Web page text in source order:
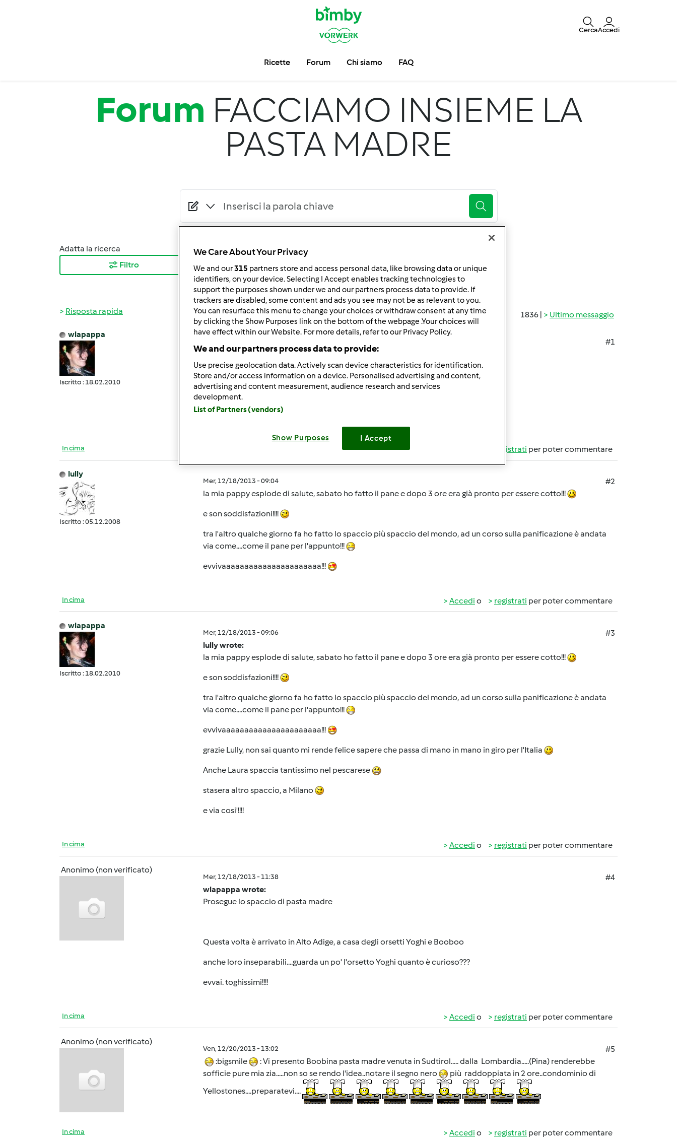
CercaAccedi
Ricette Forum Chi siamo FAQ
Forum FACCIAMO INSIEME LA
PASTA MADRE
Adatta la ricerca
Filtro
Ordina per:
I risultati più recenti
10
1836 | Ultimo messaggio
Risposta rapida
wlapappa
Iscritto : 18.02.2010
#1
Prosegue lo spaccio di pasta madre
Questa volta è arrivato in Alto Adige, a casa degli orsetti Yoghi e Booboo
anche loro inseparabili....guarda un po' l'orsetto Yoghi quanto è curioso???
In cima registrati per poter commentare
lully
Iscritto : 05.12.2008
Mer, 12/18/2013 - 09:04
#2
la mia pappy esplode di salute, sabato ho fatto il pane e dopo 3 ore era già pronto per essere cotto!!!
e son soddisfazioni!!!!
tra l'altro qualche giorno fa ho fatto lo spaccio più spaccio del mondo, ad un corso sulla panificazione è andata
via come....come il pane per l'appunto!!!
evvivaaaaaaaaaaaaaaaaaaaaaa!!!
In cima Accedi o registrati per poter commentare
wlapappa
Iscritto : 18.02.2010
Mer, 12/18/2013 - 09:06
#3
lully wrote:
la mia pappy esplode di salute, sabato ho fatto il pane e dopo 3 ore era già pronto per essere cotto!!!
e son soddisfazioni!!!!
tra l'altro qualche giorno fa ho fatto lo spaccio più spaccio del mondo, ad un corso sulla panificazione è andata
via come....come il pane per l'appunto!!!
evvivaaaaaaaaaaaaaaaaaaaaaa!!!
grazie Lully, non sai quanto mi rende felice sapere che passa di mano in mano in giro per l'Italia
Anche Laura spaccia tantissimo nel pescarese
stasera altro spaccio, a Milano
e via cosi'!!!!
In cima Accedi o registrati per poter commentare
Anonimo (non verificato)
Mer, 12/18/2013 - 11:38
#4
wlapappa wrote:
Prosegue lo spaccio di pasta madre
Questa volta è arrivato in Alto Adige, a casa degli orsetti Yoghi e Booboo
anche loro inseparabili....guarda un po' l'orsetto Yoghi quanto è curioso???
evvai. toghissimi!!!!
In cima Accedi o registrati per poter commentare
Anonimo (non verificato)
Ven, 12/20/2013 - 13:02
#5
:bigsmile
: Vi presento Boobina pasta madre venuta in Sudtirol..... dalla Lombardia.....(Pina) renderebbe
sofficie pure mia zia.....non so se rendo l'idea..notare il segno nero
più raddoppiata in 2 ore..condominio di
Yellostones....preparatevi....
In cima Accedi o registrati per poter commentare
We Care About Your Privacy
We and our315 partners store and access personal data, like browsing data or unique
identifiers, on your device. Selecting I Accept enables tracking technologies to
support the purposes shown under we and our partners process data to provide. If
trackers are disabled, some content and ads you see may not be as relevant to you.
You can resurface this menu to change your choices or withdraw consent at any time
by clicking the Show Purposes link on the bottom of the webpage .Your choices will
have effect within our Website. For more details, refer to our Privacy Policy.
We and our partners process data to provide:
Use precise geolocation data. Actively scan device characteristics for identification.
Store and/or access information on a device. Personalised advertising and content,
advertising and content measurement, audience research and services
development.
List of Partners (vendors)
Show Purposes I Accept